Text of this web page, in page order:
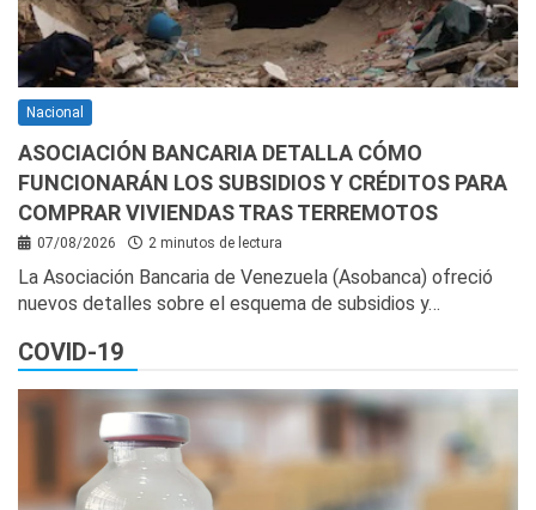
Nacional
ASOCIACIÓN BANCARIA DETALLA CÓMO
FUNCIONARÁN LOS SUBSIDIOS Y CRÉDITOS PARA
COMPRAR VIVIENDAS TRAS TERREMOTOS
07/08/2026 2 minutos de lectura
La Asociación Bancaria de Venezuela (Asobanca) ofreció
nuevos detalles sobre el esquema de subsidios y…
COVID-19